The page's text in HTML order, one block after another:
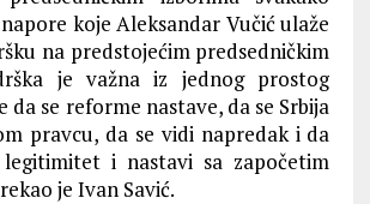
koje Aleksandar Vučić ulaže
na predstojećim predsedničkim
je važna iz jednog prostog
da se reforme nastave, da se Srbija
pravcu, da se vidi napredak i da
i nastavi sa započetim
je Ivan Savić.